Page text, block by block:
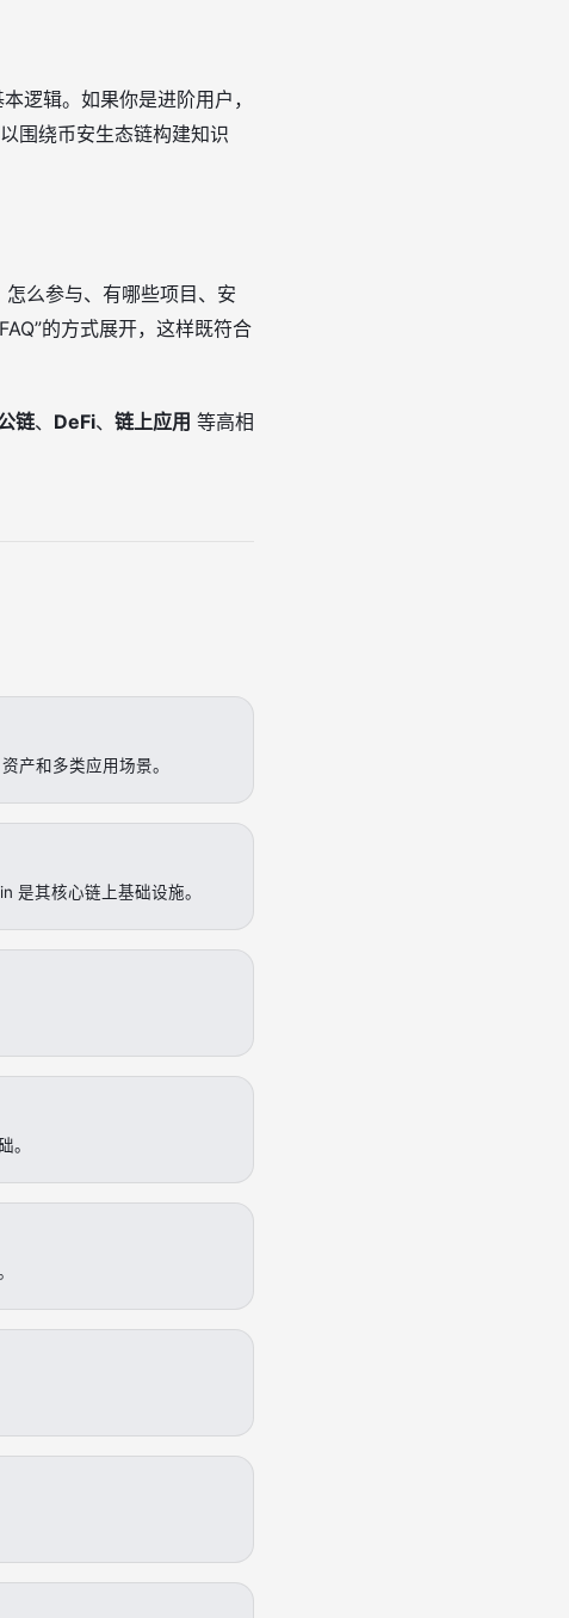
逻辑。如果你是进阶用户，
围绕币安生态链构建知识
么参与、有哪些项目、安
的方式展开，这样既符合
链、 DeFi、 链上应用 等高相
产和多类应用场景。
是其核心链上基础设施。
。